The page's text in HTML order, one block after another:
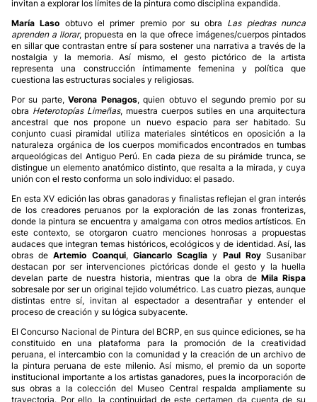
invitan a explorar los límites de la pintura como disciplina expandida.
María Laso obtuvo el primer premio por su obra Las piedras nunca
aprenden a llorar, propuesta en la que ofrece imágenes/cuerpos pintados
en sillar que contrastan entre sí para sostener una narrativa a través de la
nostalgia y la memoria. Así mismo, el gesto pictórico de la artista
representa una construcción íntimamente femenina y política que
cuestiona las estructuras sociales y religiosas.
Por su parte,Verona Penagos, quien obtuvo el segundo premio por su
obra Heterotopías Limeñas, muestra cuerpos sutiles en una arquitectura
ancestral que nos propone un nuevo espacio para ser habitado. Su
conjunto cuasi piramidal utiliza materiales sintéticos en oposición a la
naturaleza orgánica de los cuerpos momificados encontrados en tumbas
arqueológicas del Antiguo Perú. En cada pieza de su pirámide trunca, se
distingue un elemento anatómico distinto, que resalta a la mirada, y cuya
unión con el resto conforma un solo individuo: el pasado.
En esta XV edición las obras ganadoras y finalistas reflejan el gran interés
de los creadores peruanos por la exploración de las zonas fronterizas,
donde la pintura se encuentra y amalgama con otros medios artísticos. En
este contexto, se otorgaron cuatro menciones honrosas a propuestas
audaces que integran temas históricos, ecológicos y de identidad. Así, las
obras deArtemio Coanqui, Giancarlo Scaglia y Paul RoySusanibar
destacan por ser intervenciones pictóricas donde el gesto y la huella
develan parte de nuestra historia, mientras que la obra de Mila Rispa
sobresale por ser un original tejido volumétrico. Las cuatro piezas, aunque
distintas entre sí, invitan al espectador a desentrañar y entender el
proceso de creación y su lógica subyacente.
El Concurso Nacional de Pintura del BCRP, en sus quince ediciones, se ha
constituido en una plataforma para la promoción de la creatividad
peruana, el intercambio con la comunidad y la creación de un archivo de
la pintura peruana de este milenio. Así mismo, el premio da un soporte
institucional importante a los artistas ganadores, pues la incorporación de
sus obras a la colección del Museo Central respalda ampliamente su
trayectoria. Por ello, la continuidad de este certamen da cuenta de su